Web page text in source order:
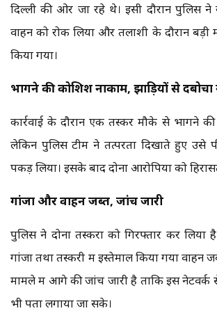
दिल्ली की ओर जा रहे थे। इसी दौरान पुलिस ने
वाहन को रोक लिया और तलाशी के दौरान बड़ी
किया गया।
भागने की कोशिश नाकाम, झाड़ियों से
कार्रवाई के दौरान एक तस्कर मौके से भागने
लेकिन पुलिस टीम ने तत्परता दिखाते हुए उसे
पकड़ लिया। इसके बाद दोनों आरोपियों को
गांजा और वाहन जब्त, जांच जारी
पुलिस ने दोनों तस्करों को गिरफ्तार कर
गांजा तथा तस्करी में इस्तेमाल किया गया वाहन
मामले में आगे की जांच जारी है ताकि इस नेटवर्क
भी पता लगाया जा सके।